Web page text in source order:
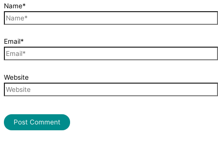
Name*
Email*
Website